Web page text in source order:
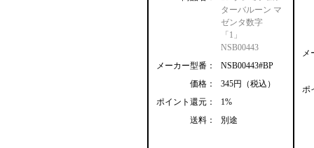
ターバルーン マ
ゼンタ数字
「1」
NSB00443
メーカー型番：
NSB00443#BP
価格：
345円（税込）
ポイント還元：
1%
送料：
別途
メ
ポ